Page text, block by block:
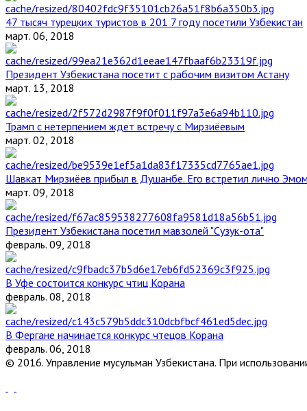
47 тысяч турецких туристов в 201 7 году посетили Узбекистан
март. 06, 2018
Президент Узбекистана посетит с рабочим визитом Астану
март. 13, 2018
Трамп с нетерпением ждет встречу с Мирзиёевым
март. 02, 2018
Шавкат Мирзиёев прибыл в Душанбе. Его встретил лично
март. 09, 2018
Президент Узбекистана посетил мавзолей "Сузук-ота"
февраль. 09, 2018
В Уфе состоится конкурс чтиц Корана
февраль. 08, 2018
В Фергане начинается конкурс чтецов Корана
февраль. 06, 2018
© 2016. Управление мусульман Узбекистана. При